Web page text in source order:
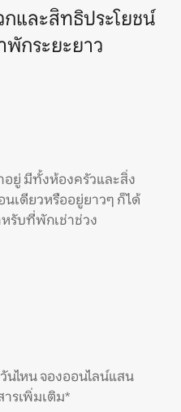
และสิทธิประโยชน์
พักระยะยาว
อยู่ มีทั้งห้องครัวและสิ่ง
เดียวหรืออยู่ยาวๆ ก็ได้
รับที่พักเช่าช่วง
นไหน จองออนไลน์แสน
รเพิ่มเติม*